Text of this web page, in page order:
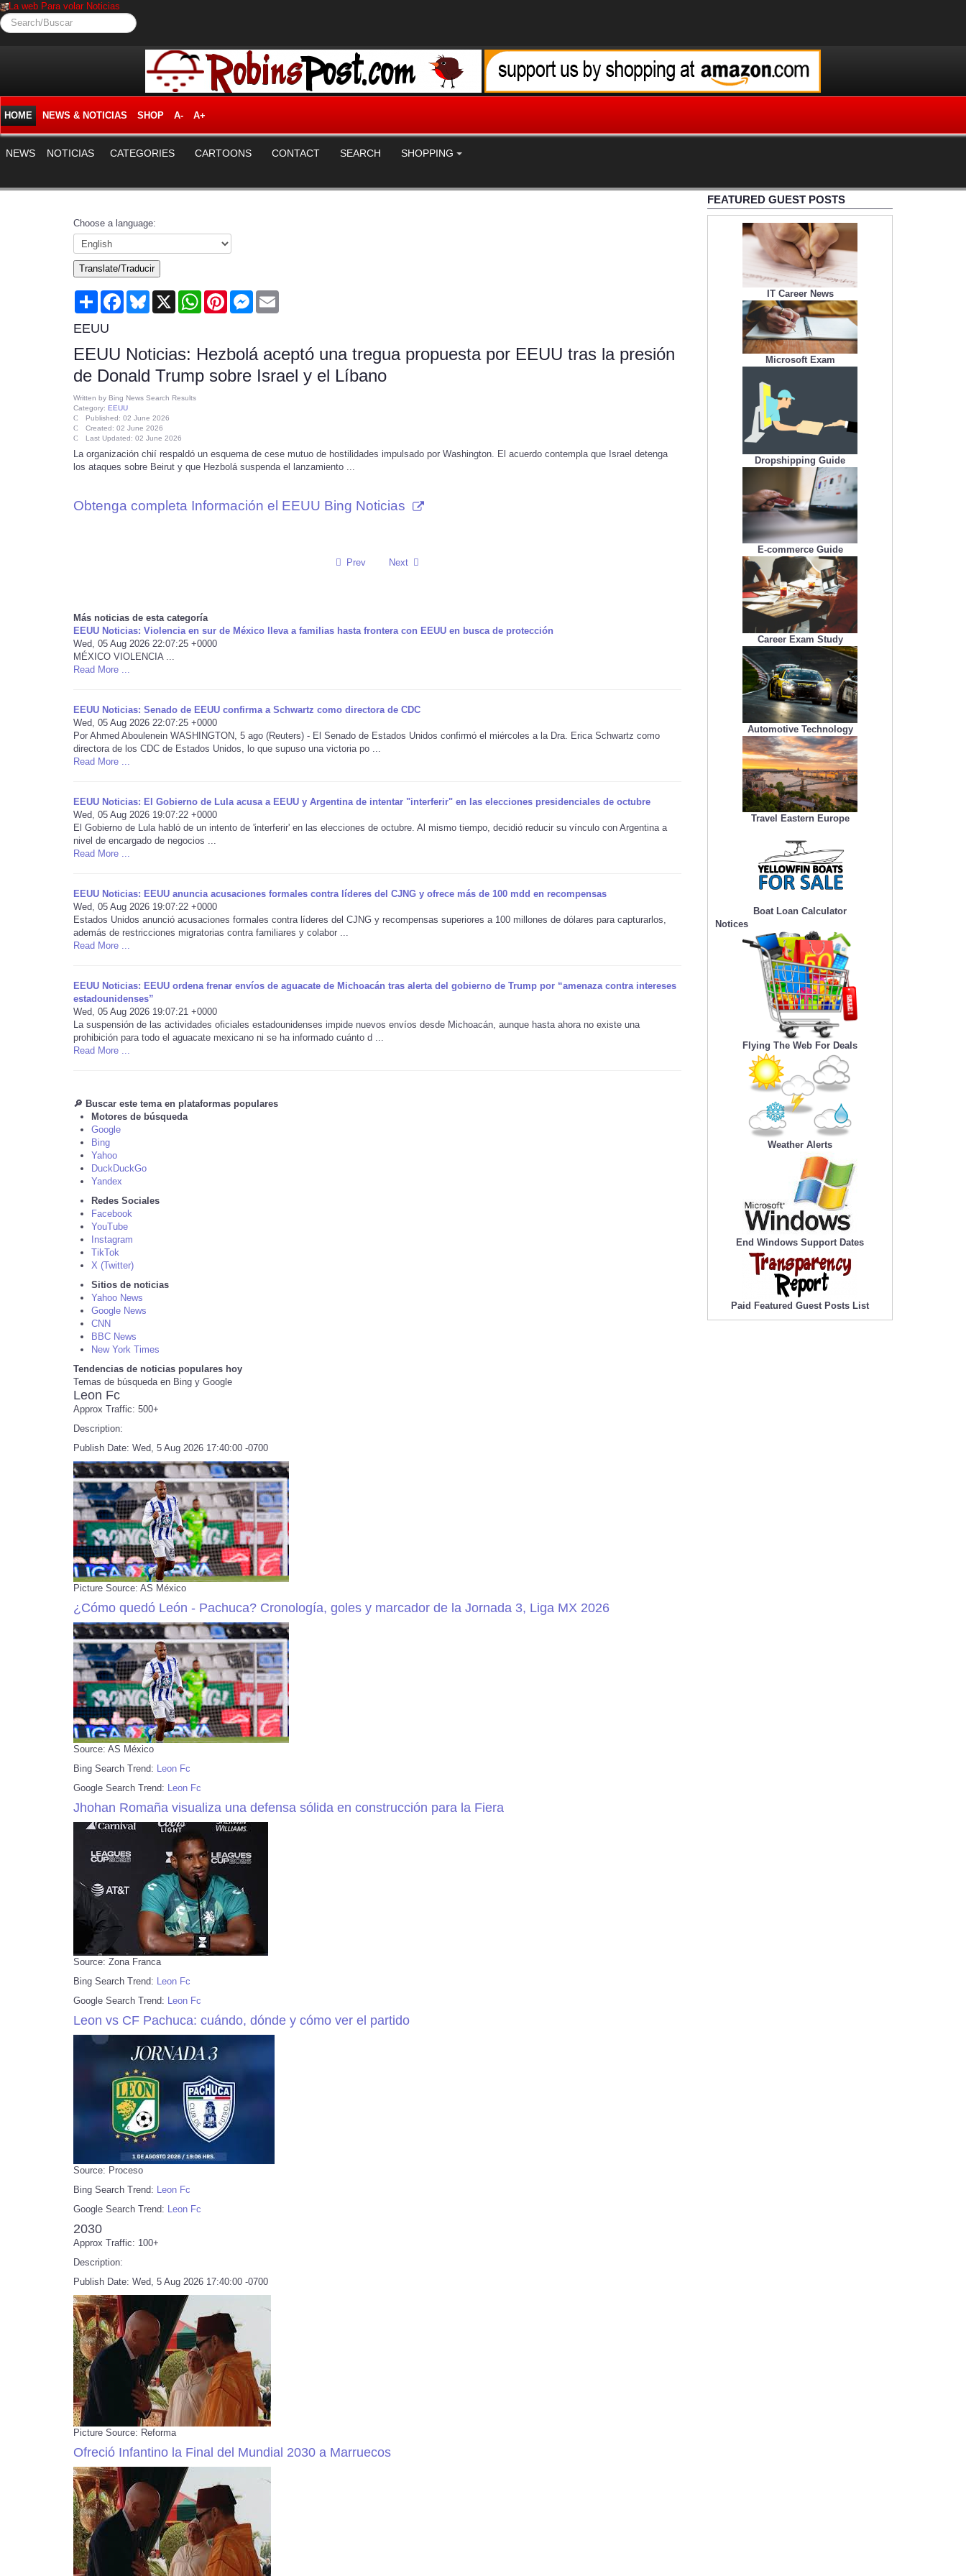
La web Para volar Noticias
Search/Buscar
HOME NEWS & NOTICIAS SHOP A- A+
NEWS NOTICIAS CATEGORIES CARTOONS CONTACT SEARCH SHOPPING
Choose a language:
Translate/Traducir
Share FacebookBluesky
X WhatsAppPinterestMessenger
EEUU
EEUU Noticias: Hezbolá aceptó una tregua propuesta por EEUU tras la presión
de Donald Trump sobre Israel y el Líbano
Written by Bing News Search Results
Category: EEUU
Published: 02 June 2026
Created: 02 June 2026
Last Updated: 02 June 2026
La organización chií respaldó un esquema de cese mutuo de hostilidades impulsado por Washington. El acuerdo contempla que Israel detenga
los ataques sobre Beirut y que Hezbolá suspenda el lanzamiento ...
Obtenga completa Información el EEUU Bing Noticias
Prev Next
Más noticias de esta categoría
EEUU Noticias: Violencia en sur de México lleva a familias hasta frontera con EEUU en busca de protección
Wed, 05 Aug 2026 22:07:25 +0000
MÉXICO VIOLENCIA ...
Read More ...
EEUU Noticias: Senado de EEUU confirma a Schwartz como directora de CDC
Wed, 05 Aug 2026 22:07:25 +0000
Por Ahmed Aboulenein WASHINGTON, 5 ago (Reuters) - El Senado de Estados Unidos confirmó el miércoles a la Dra. Erica Schwartz como
directora de los CDC de Estados Unidos, lo que supuso una victoria po ...
Read More ...
EEUU Noticias: El Gobierno de Lula acusa a EEUU y Argentina de intentar "interferir" en las elecciones presidenciales de octubre
Wed, 05 Aug 2026 19:07:22 +0000
El Gobierno de Lula habló de un intento de 'interferir' en las elecciones de octubre. Al mismo tiempo, decidió reducir su vínculo con Argentina a
nivel de encargado de negocios ...
Read More ...
EEUU Noticias: EEUU anuncia acusaciones formales contra líderes del CJNG y ofrece más de 100 mdd en recompensas
Wed, 05 Aug 2026 19:07:22 +0000
Estados Unidos anunció acusaciones formales contra líderes del CJNG y recompensas superiores a 100 millones de dólares para capturarlos,
además de restricciones migratorias contra familiares y colabor ...
Read More ...
EEUU Noticias: EEUU ordena frenar envíos de aguacate de Michoacán tras alerta del gobierno de Trump por “amenaza contra intereses
estadounidenses”
Wed, 05 Aug 2026 19:07:21 +0000
La suspensión de las actividades oficiales estadounidenses impide nuevos envíos desde Michoacán, aunque hasta ahora no existe una
prohibición para todo el aguacate mexicano ni se ha informado cuánto d ...
Read More ...
🔎 Buscar este tema en plataformas populares
Motores de búsqueda
Google
Bing
Yahoo
DuckDuckGo
Yandex
Redes Sociales
Facebook
YouTube
Instagram
TikTok
X (Twitter)
Sitios de noticias
Yahoo News
Google News
CNN
BBC News
New York Times
Tendencias de noticias populares hoy
Temas de búsqueda en Bing y Google
Leon Fc
Approx Traffic: 500+
Description:
Publish Date: Wed, 5 Aug 2026 17:40:00 -0700
Picture Source: AS México
¿Cómo quedó León - Pachuca? Cronología, goles y marcador de la Jornada 3, Liga MX 2026
Source: AS México
Bing Search Trend: Leon Fc
Google Search Trend: Leon Fc
Jhohan Romaña visualiza una defensa sólida en construcción para la Fiera
Source: Zona Franca
Bing Search Trend: Leon Fc
Google Search Trend: Leon Fc
Leon vs CF Pachuca: cuándo, dónde y cómo ver el partido
Source: Proceso
Bing Search Trend: Leon Fc
Google Search Trend: Leon Fc
2030
Approx Traffic: 100+
Description:
Publish Date: Wed, 5 Aug 2026 17:40:00 -0700
Picture Source: Reforma
Ofreció Infantino la Final del Mundial 2030 a Marruecos
FEATURED GUEST POSTS
IT Career News
Microsoft Exam
Dropshipping Guide
E-commerce Guide
Career Exam Study
Automotive Technology
Travel Eastern Europe
Boat Loan Calculator
Notices
Flying The Web For Deals
Weather Alerts
End Windows Support Dates
Paid Featured Guest Posts List